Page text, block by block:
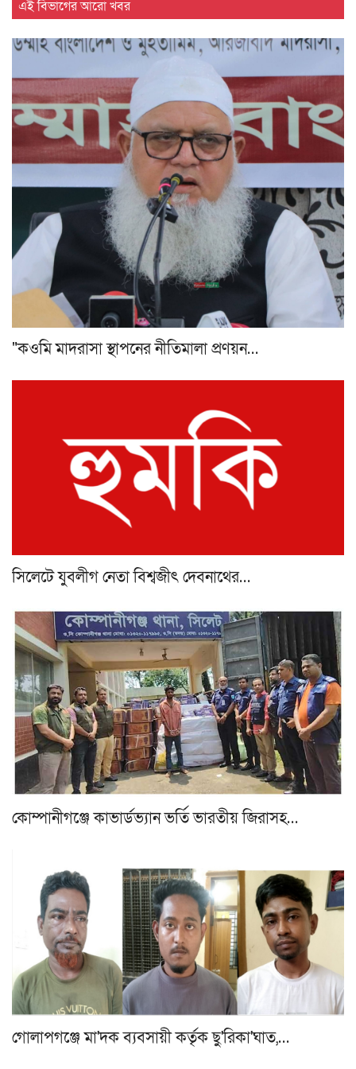
এই বিভাগের আরো খবর
"কওমি মাদরাসা স্থাপনের নীতিমালা প্রণয়ন…
সিলেটে যুবলীগ নেতা বিশ্বজীৎ দেবনাথের…
কোম্পানীগঞ্জে কাভার্ডভ্যান ভর্তি ভারতীয় জিরাসহ…
গোলাপগঞ্জে মা'দক ব্যবসায়ী কর্তৃক ছু'রিকা'ঘাত,…